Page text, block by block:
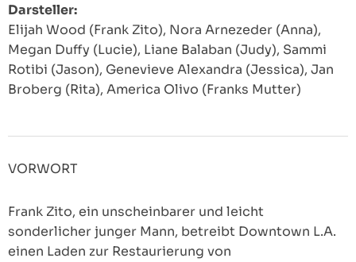
Darsteller:
Elijah Wood (Frank Zito), Nora Arnezeder (Anna),
Megan Duffy (Lucie), Liane Balaban (Judy), Sammi
Rotibi (Jason), Genevieve Alexandra (Jessica), Jan
Broberg (Rita), America Olivo (Franks Mutter)
VORWORT
Frank Zito, ein unscheinbarer und leicht
sonderlicher junger Mann, betreibt Downtown L.A.
einen Laden zur Restaurierung von